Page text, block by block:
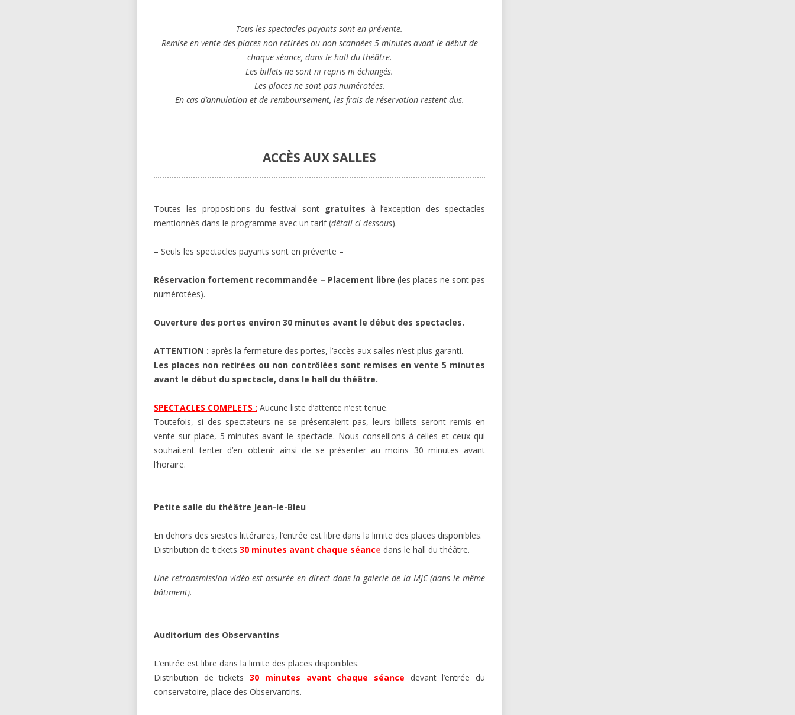
Tous les spectacles payants sont en prévente.
Remise en vente des places non retirées ou non scannées 5 minutes avant le début de
chaque séance, dans le hall du théâtre.
Les billets ne sont ni repris ni échangés.
Les places ne sont pas numérotées.
En cas d’annulation et de remboursement, les frais de réservation restent dus.
ACCÈS AUX SALLES
Toutes les propositions du festival sont gratuites à l’exception des spectacles
mentionnés dans le programme avec un tarif (détail ci-dessous).
– Seuls les spectacles payants sont en prévente –
Réservation fortement recommandée – Placement libre(les places ne sont pas
numérotées).
Ouverture des portes environ 30 minutes avant le début des spectacles.
ATTENTION : après la fermeture des portes, l’accès aux salles n’est plus garanti.
Les places non retirées ou non contrôlées sont remises en vente 5 minutes
avant le début du spectacle, dans le hall du théâtre.
SPECTACLES COMPLETS : Aucune liste d’attente n’est tenue.
Toutefois, si des spectateurs ne se présentaient pas, leurs billets seront remis en
vente sur place, 5 minutes avant le spectacle. Nous conseillons à celles et ceux qui
souhaitent tenter d’en obtenir ainsi de se présenter au moins 30 minutes avant
l’horaire.
Petite salle du théâtre Jean-le-Bleu
En dehors des siestes littéraires, l’entrée est libre dans la limite des places disponibles.
Distribution de tickets 30 minutes avant chaque séance dans le hall du théâtre.
Une retransmission vidéo est assurée en direct dans la galerie de la MJC (dans le même
bâtiment).
Auditorium des Observantins
L’entrée est libre dans la limite des places disponibles.
Distribution de tickets30 minutes avant chaque séance devant l’entrée du
conservatoire, place des Observantins.